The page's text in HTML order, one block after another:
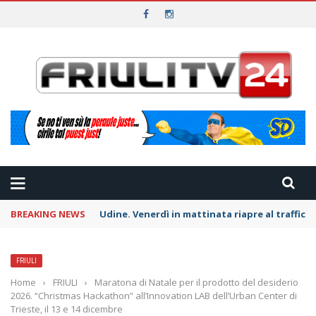
BREAKING NEWS Udine. Venerdì in mattinata riapre al traffico
FRIULI
Home › FRIULI ›
Maratona di Natale per il prodotto del desiderio
2026. “Christmas Hackathon” all’Innovation LAB dell’Urban Center di
Trieste, il 13 e 14 dicembre